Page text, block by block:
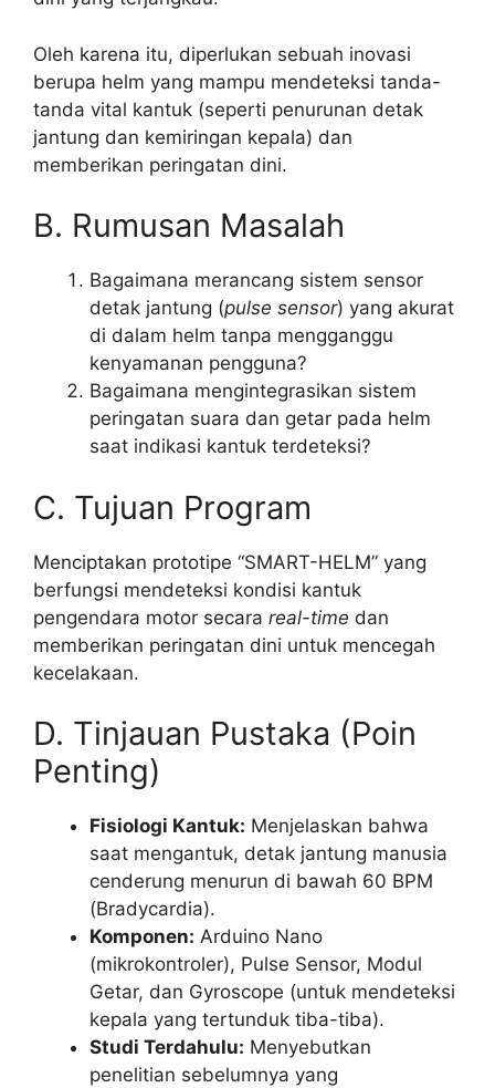
Oleh karena itu, diperlukan sebuah inovasi
berupa helm yang mampu mendeteksi tanda-
tanda vital kantuk (seperti penurunan detak
jantung dan kemiringan kepala) dan
memberikan peringatan dini.
B. Rumusan Masalah
Bagaimana merancang sistem sensor
detak jantung (pulse sensor) yang akurat
di dalam helm tanpa mengganggu
kenyamanan pengguna?
Bagaimana mengintegrasikan sistem
peringatan suara dan getar pada helm
saat indikasi kantuk terdeteksi?
C. Tujuan Program
Menciptakan prototipe “SMART-HELM” yang
berfungsi mendeteksi kondisi kantuk
pengendara motor secara real-time dan
memberikan peringatan dini untuk mencegah
kecelakaan.
D. Tinjauan Pustaka (Poin
Penting)
Fisiologi Kantuk: Menjelaskan bahwa
saat mengantuk, detak jantung manusia
cenderung menurun di bawah 60 BPM
(Bradycardia).
Komponen: Arduino Nano
(mikrokontroler), Pulse Sensor, Modul
Getar, dan Gyroscope (untuk mendeteksi
kepala yang tertunduk tiba-tiba).
Studi Terdahulu: Menyebutkan
penelitian sebelumnya yang